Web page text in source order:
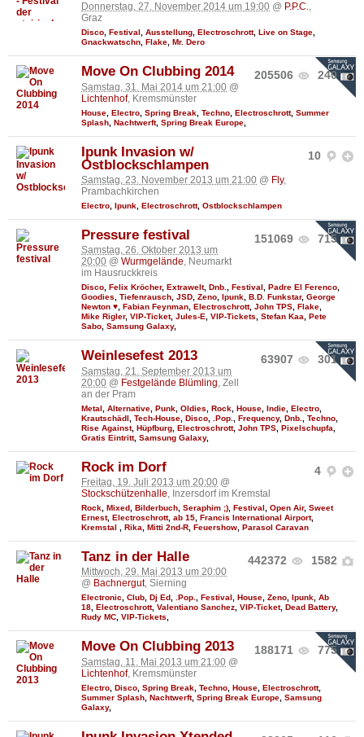
Donnerstag, 27. November 2014 um 19:00 @ P.P.C.,
Graz
Disco Festival Ausstellung Electroschrott, Live on Stage
Gnackwatschn Flake Mr. Dero
205506 240
Move On Clubbing 2014
Samstag, 31. Mai 2014 um 21:00 @
Lichtenhof, Kremsmünster
House Electro Spring Break Techno Electroschrott, Summer
Splash Nachtwerft, Spring Break Europe
10
Ipunk Invasion w/
Ostblockschlampen
Samstag, 23. November 2013 um 21:00 @ Fly,
Prambachkirchen
Electro Ipunk Electroschrott, Ostblockschlampen
151069 715
Pressure festival
Samstag, 26. Oktober 2013 um
20:00 @ Wurmgelände, Neumarkt
im Hausruckkreis
Disco, Felix Kröcher, Extrawelt, Dnb., Festival, Padre El Ferenco,
Goodies, Tiefenrausch, JSD, Zeno, Ipunk, B.D. Funkstar, George
Newton ♥, Fabian Feynman, Electroschrott, John TPS, Flake,
Mike Rigler, VIP-Ticket, Jules-E, VIP-Tickets, Stefan Kaa, Pete
Sabo, Samsung Galaxy,
63907 301
Weinlesefest 2013
Samstag, 21. September 2013 um
20:00 @ Festgelände Blümling , Zell
an der Pram
Metal Alternative Punk Oldies Rock House Indie Electro
Krautschädl
Tech-House Disco .Pop. Frequency, Dnb. Techno
Rise Against, Hüpfburg Electroschrott, John TPS Pixelschupfa
Gratis Eintritt, Samsung Galaxy,
4
Rock im Dorf
Freitag, 19. Juli 2013 um 20:00 @
Stockschützenhalle, Inzersdorf im Kremstal
Rock Mixed Bilderbuch Seraphim ;) Festival Open Air, Sweet
Ernest, Electroschrott, ab 15 Francis International Airport,
Kremstal
Rika Mitti 2nd-R Feuershow Parasol Caravan
442372 1582
Tanz in der Halle
Mittwoch, 29. Mai 2013 um 20:00
@ Bachnergut, Sierning
Electronic, Club, Dj Ed, .Pop., Festival, House, Zeno, Ipunk, Ab
18, Electroschrott, Valentiano Sanchez, VIP-Ticket, Dead Battery,
Rudy MC, VIP-Tickets,
188171 775
Move On Clubbing 2013
Samstag, 11. Mai 2013 um 21:00 @
Lichtenhof, Kremsmünster
Electro Disco Spring Break Techno House Electroschrott,
Summer Splash Nachtwerft, Spring Break Europe Samsung
Galaxy,